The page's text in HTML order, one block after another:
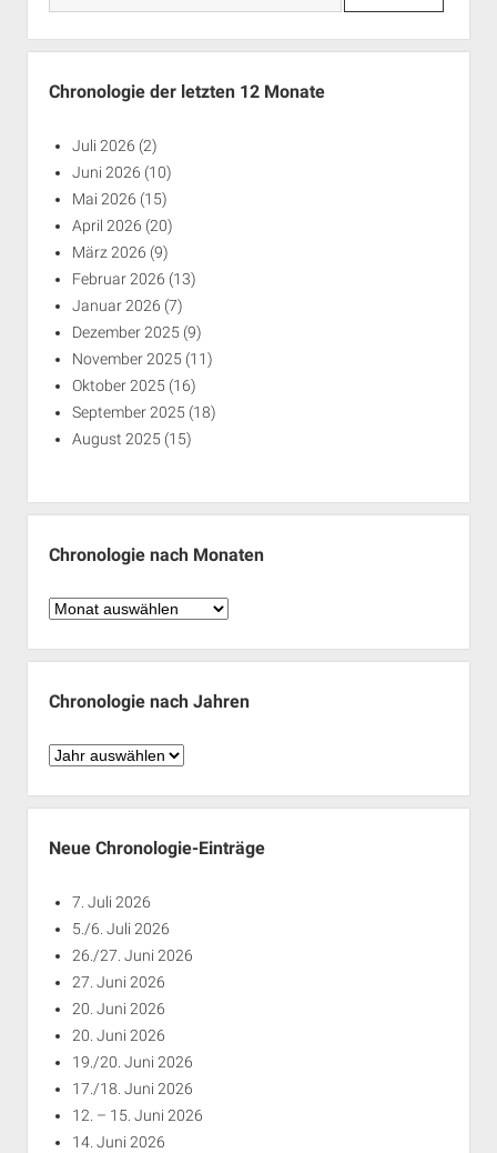
Chronologie der letzten 12 Monate
Juli 2026 (2)
Juni 2026 (10)
Mai 2026 (15)
April 2026 (20)
März 2026 (9)
Februar 2026 (13)
Januar 2026 (7)
Dezember 2025 (9)
November 2025 (11)
Oktober 2025 (16)
September 2025 (18)
August 2025 (15)
Chronologie nach Monaten
Chronologie
Monaten
Chronologie nach Jahren
Chronologie
Jahren
Neue Chronologie-Einträge
7. Juli 2026
5./6. Juli 2026
26./27. Juni 2026
27. Juni 2026
20. Juni 2026
20. Juni 2026
19./20. Juni 2026
17./18. Juni 2026
12. – 15. Juni 2026
14. Juni 2026